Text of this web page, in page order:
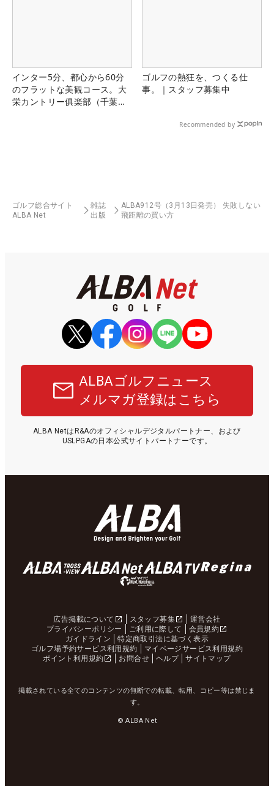
インター5分、都心から60分
のフラットな美観コース。大
栄カントリー俱楽部（千葉
ゴルフの熱狂を、つくる仕
事。｜スタッフ募集中
Recommended by
ゴルフ総合サイト
ALBA Net
雑誌
出版
ALBA912号（3月13日発売） 失敗しない
飛距離の買い方
ALBAゴルフニュース
メルマガ登録はこちら
ALBA NetはR&Aのオフィシャルデジタルパートナー、および
USLPGAの日本公式サイトパートナーです。
広告掲載について スタッフ募集
運営会社
プライバシーポリシー
ご利用に際して
会員規約
ガイドライン
特定商取引法に基づく表示
ゴルフ場予約サービス利用規約
マイページサービス利用規約
ポイント利用規約
お問合せ ヘルプ サイトマップ
掲載されている全てのコンテンツの無断での転載、転用、コピー等は禁じま
す。
© ALBA Net